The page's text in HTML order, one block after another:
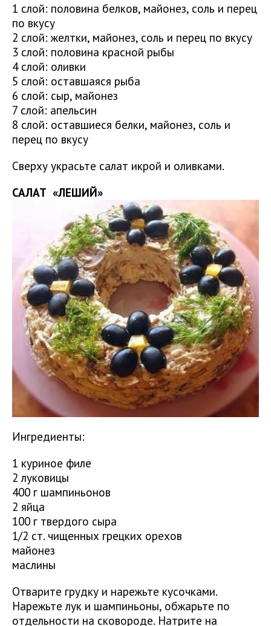
1 слой: половина белков, майонез, соль и перец
по вкусу
2 слой: желтки, майонез, соль и перец по вкусу
3 слой: половина красной рыбы
4 слой: оливки
5 слой: оставшаяся рыба
6 слой: сыр, майонез
7 слой: апельсин
8 слой: оставшиеся белки, майонез, соль и
перец по вкусу
Сверху украсьте салат икрой и оливками.
САЛАТ «ЛЕШИЙ»
Ингредиенты:
1 куриное филе
2 луковицы
400 г шампиньонов
2 яйца
100 г твердого сыра
1/2 ст. чищенных грецких орехов
майонез
маслины
Отварите грудку и нарежьте кусочками.
Нарежьте лук и шампиньоны, обжарьте по
отдельности на сковороде. Натрите на